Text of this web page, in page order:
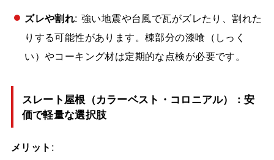
ズレや割れ: 強い地震や台風で瓦がズレたり、割れた
りする可能性があります。棟部分の漆喰（しっく
い）やコーキング材は定期的な点検が必要です。
スレート屋根（カラーベスト・コロニアル）：安
価で軽量な選択肢
メリット :